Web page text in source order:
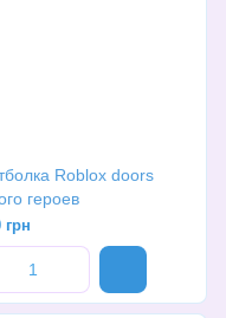
Roblox doors
героев
грн